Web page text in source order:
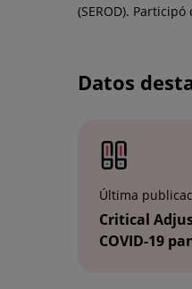
(SEROD).
Datos
Última
Critical
COVID-19